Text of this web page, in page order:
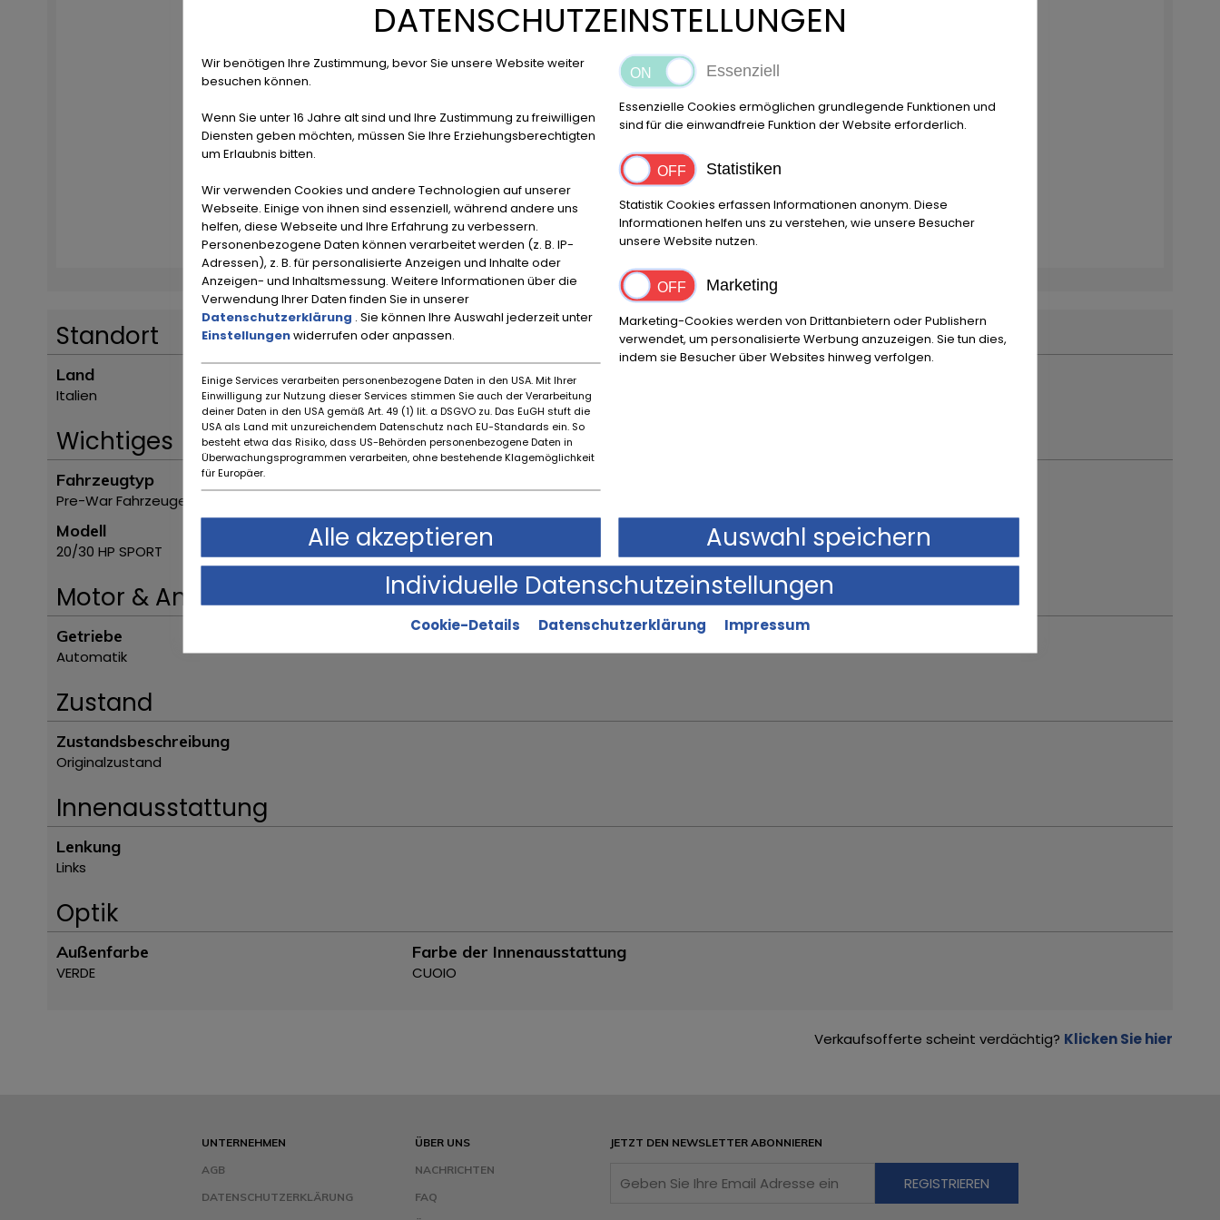
Standort
Land
Italien
Ort
Reggio Emilia
Wichtiges
Fahrzeugtyp
Pre-War Fahrzeuge
Modell
20/30 HP SPORT
Motor & Antrieb
Getriebe
Automatik
Zustand
Zustandsbeschreibung
Originalzustand
Innenausstattung
Lenkung
Links
Optik
Außenfarbe
VERDE
Farbe der Innenausstattung
CUOIO
Verkaufsofferte scheint verdächtig? Klicken Sie hier
UNTERNEHMEN
AGB
DATENSCHUTZERKLÄRUNG
ÜBER UNS
NACHRICHTEN
FAQ
JETZT DEN NEWSLETTER ABONNIEREN
DATENSCHUTZEINSTELLUNGEN
Wir benötigen Ihre Zustimmung, bevor Sie unsere Website weiter
besuchen können.
Wenn Sie unter 16 Jahre alt sind und Ihre Zustimmung zu freiwilligen
Diensten geben möchten, müssen Sie Ihre Erziehungsberechtigten
um Erlaubnis bitten.
Wir verwenden Cookies und andere Technologien auf unserer
Webseite. Einige von ihnen sind essenziell, während andere uns
helfen, diese Webseite und Ihre Erfahrung zu verbessern.
Personenbezogene Daten können verarbeitet werden (z. B. IP-
Adressen), z. B. für personalisierte Anzeigen und Inhalte oder
Anzeigen- und Inhaltsmessung. Weitere Informationen über die
Verwendung Ihrer Daten finden Sie in unserer
Datenschutzerklärung . Sie können Ihre Auswahl jederzeit unter
Einstellungenwiderrufen oder anpassen.
Einige Services verarbeiten personenbezogene Daten in den USA. Mit Ihrer
Einwilligung zur Nutzung dieser Services stimmen Sie auch der Verarbeitung
deiner Daten in den USA gemäß Art. 49 (1) lit. a DSGVO zu. Das EuGH stuft die
USA als Land mit unzureichendem Datenschutz nach EU-Standards ein. So
besteht etwa das Risiko, dass US-Behörden personenbezogene Daten in
Überwachungsprogrammen verarbeiten, ohne bestehende Klagemöglichkeit
für Europäer.
Essenziell
Essenzielle Cookies ermöglichen grundlegende Funktionen und
sind für die einwandfreie Funktion der Website erforderlich.
Statistiken
Statistik Cookies erfassen Informationen anonym. Diese
Informationen helfen uns zu verstehen, wie unsere Besucher
unsere Website nutzen.
Marketing
Marketing-Cookies werden von Drittanbietern oder Publishern
verwendet, um personalisierte Werbung anzuzeigen. Sie tun dies,
indem sie Besucher über Websites hinweg verfolgen.
Alle akzeptieren
Auswahl speichern
Individuelle Datenschutzeinstellungen
Cookie-Details Datenschutzerklärung Impressum